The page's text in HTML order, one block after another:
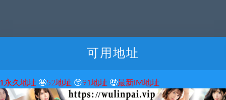
可用地址
永久地址 🤩52地址 😙91地址 🤑最新IM地址